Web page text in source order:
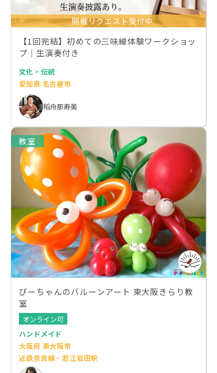
開催リクエスト受付中
【1回完結】初めての三味線体験ワークショッ
プ｜生演奏付き
文化・伝統
愛知県 名古屋市
稻舟那寿美
教室
ぴーちゃんのバルーンアート 東大阪きらり教
室
オンライン可
ハンドメイド
大阪府 東大阪市
近鉄奈良線・若江岩田駅